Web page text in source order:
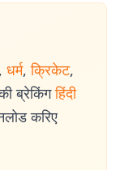
धर्म, क्रिकेट,
ब्रेकिंग हिंदी
करिए